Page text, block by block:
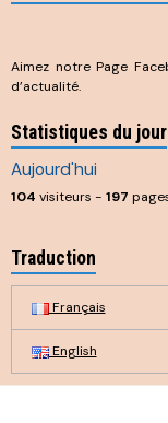
Aimez notre Page
d’actualité.
Statistiques du jour
Aujourd'hui
104 visiteurs - 197
Traduction
Français
English